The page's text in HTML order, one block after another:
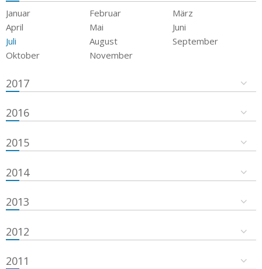
Januar Februar
März
April
Mai
Juni
Juli
August
September
Oktober
November
2017
2016
2015
2014
2013
2012
2011